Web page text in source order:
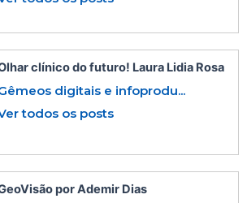
clínico do futuro! Laura Lidia Rosa
digitais e infoprodu...
todos os posts
por Ademir Dias